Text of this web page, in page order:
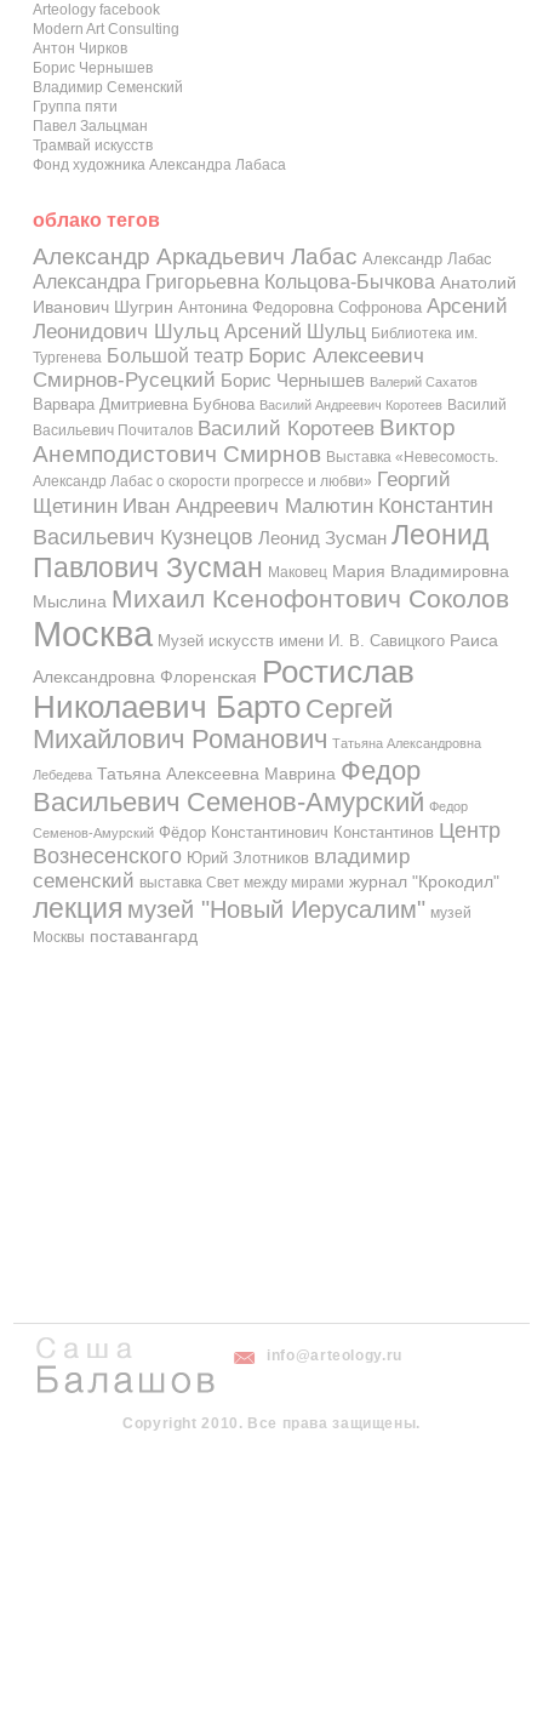
Arteology facebook
Modern Art Consulting
Антон Чирков
Борис Чернышев
Владимир Семенский
Группа пяти
Павел Зальцман
Трамвай искусств
Фонд художника Александра Лабаса
облако тегов
Александр Аркадьевич Лабас Александр Лабас
Александра Григорьевна Кольцова-Бычкова Анатолий
Иванович Шугрин Антонина Федоровна Софронова Арсений
Леонидович Шульц Арсений Шульц Библиотека им.
Тургенева Большой театр Борис Алексеевич
Смирнов-Русецкий Борис Чернышев Валерий Сахатов
Варвара Дмитриевна Бубнова Василий Андреевич Коротеев Василий
Васильевич Почиталов Василий Коротеев Виктор
Анемподистович Смирнов Выставка «Невесомость.
Александр Лабас о скорости прогрессе и любви» Георгий
Щетинин Иван Андреевич Малютин Константин
Васильевич Кузнецов Леонид Зусман Леонид
Павлович Зусман
Маковец Мария Владимировна
Мыслина Михаил Ксенофонтович Соколов
Москва Музей искусств имени И. В. Савицкого Раиса
Александровна Флоренская Ростислав
Николаевич Барто Сергей
Михайлович Романович Татьяна Александровна
Лебедева Татьяна Алексеевна Маврина Федор
Васильевич Семенов-Амурский Федор
Семенов-Амурский Фёдор Константинович Константинов Центр
Вознесенского Юрий Злотников владимир
семенский выставка Свет между мирами журнал "Крокодил"
лекция музей "Новый Иерусалим" музей
Москвы поставангард
info@arteology.ru
Copyright 2010. Все права защищены.